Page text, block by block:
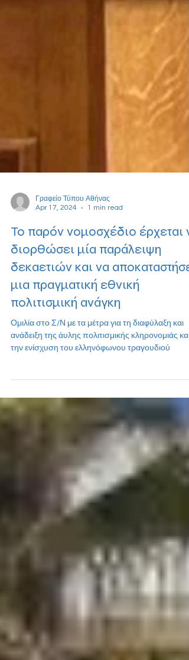
Γραφείο Τύπου Αθήνας
Apr 17, 2024
1 min read
Το παρόν νομοσχέδιο έρχεται
διορθώσει μία παράλειψη
δεκαετιών και να αποκαταστήσει
μια πραγματική εθνική
πολιτισμική ανάγκη